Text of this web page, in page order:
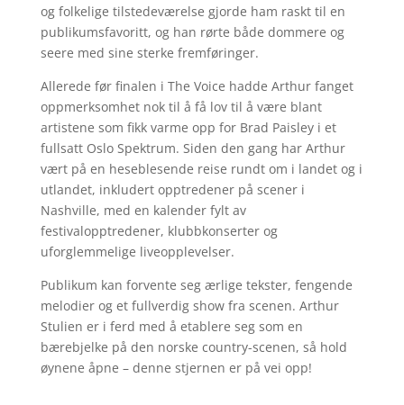
og folkelige tilstedeværelse gjorde ham raskt til en
publikumsfavoritt, og han rørte både dommere og
seere med sine sterke fremføringer.
Allerede før finalen i The Voice hadde Arthur fanget
oppmerksomhet nok til å få lov til å være blant
artistene som fikk varme opp for Brad Paisley i et
fullsatt Oslo Spektrum. Siden den gang har Arthur
vært på en heseblesende reise rundt om i landet og i
utlandet, inkludert opptredener på scener i
Nashville, med en kalender fylt av
festivalopptredener, klubbkonserter og
uforglemmelige liveopplevelser.
Publikum kan forvente seg ærlige tekster, fengende
melodier og et fullverdig show fra scenen. Arthur
Stulien er i ferd med å etablere seg som en
bærebjelke på den norske country-scenen, så hold
øynene åpne – denne stjernen er på vei opp!